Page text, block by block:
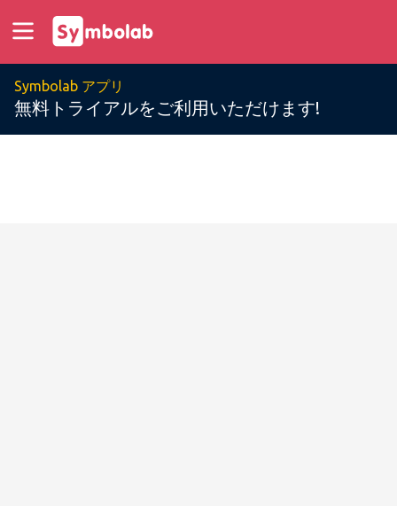
Symbolab アプリ
無料トライアルをご利用いただけます!